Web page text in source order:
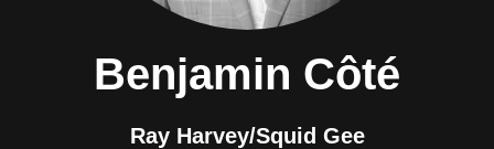
Benjamin Côté
Ray Harvey/Squid Gee